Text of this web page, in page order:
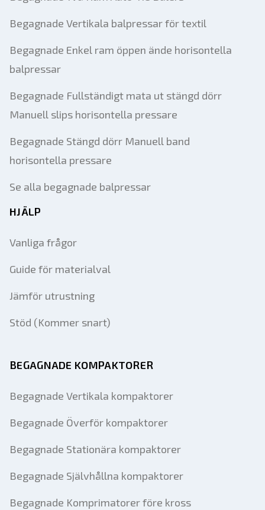
Begagnade Vertikala balpressar för textil
Begagnade Enkel ram öppen ände horisontella
balpressar
Begagnade Fullständigt mata ut stängd dörr
Manuell slips horisontella pressare
Begagnade Stängd dörr Manuell band
horisontella pressare
Se alla begagnade balpressar
HJÄLP
Vanliga frågor
Guide för materialval
Jämför utrustning
Stöd (Kommer snart)
BEGAGNADE KOMPAKTORER
Begagnade Vertikala kompaktorer
Begagnade Överför kompaktorer
Begagnade Stationära kompaktorer
Begagnade Självhållna kompaktorer
Begagnade Komprimatorer före kross